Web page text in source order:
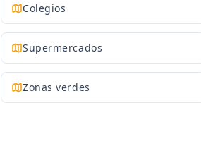
Colegios
Supermercados
Zonas verdes